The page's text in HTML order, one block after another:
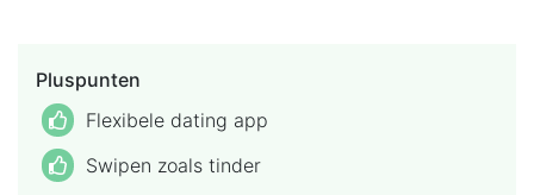
Pluspunten
Flexibele dating app
Swipen zoals tinder